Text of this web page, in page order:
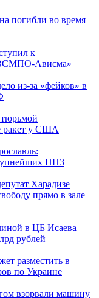
погибли во время
к
Ависма»
из-за «фейков» в
ракет у США
НПЗ
Харадизе
прямо в зале
в ЦБ Исаева
рублей
разместить в
по Украине
взорвали машину